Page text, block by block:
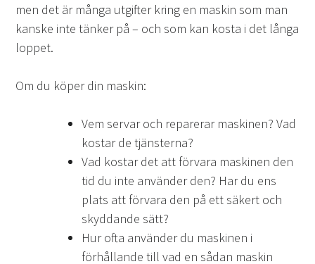
men det är många utgifter kring en maskin som man
kanske inte tänker på – och som kan kosta i det långa
loppet.
Om du köper din maskin:
Vem servar och reparerar maskinen? Vad
kostar de tjänsterna?
Vad kostar det att förvara maskinen den
tid du inte använder den? Har du ens
plats att förvara den på ett säkert och
skyddande sätt?
Hur ofta använder du maskinen i
förhållande till vad en sådan maskin